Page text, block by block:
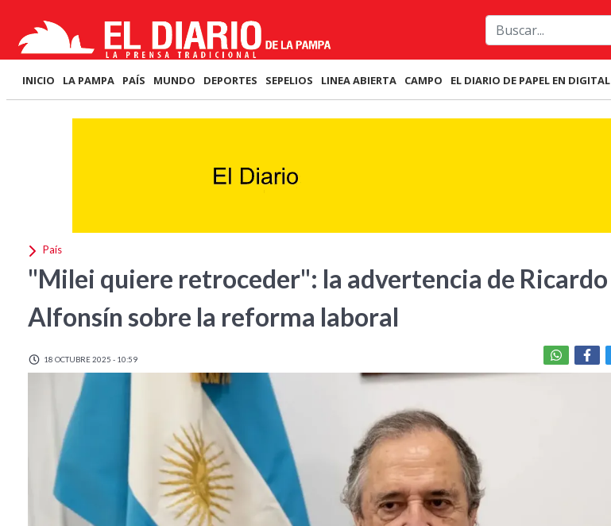
INICIO LA PAMPA PAÍS MUNDO DEPORTES SEPELIOS LINEA ABIERTA CAMPO EL DIARIO DE PAPEL EN DIGITAL
País
"Milei quiere retroceder": la advertencia de Ricardo
Alfonsín sobre la reforma laboral
18 OCTUBRE 2025 - 10:59